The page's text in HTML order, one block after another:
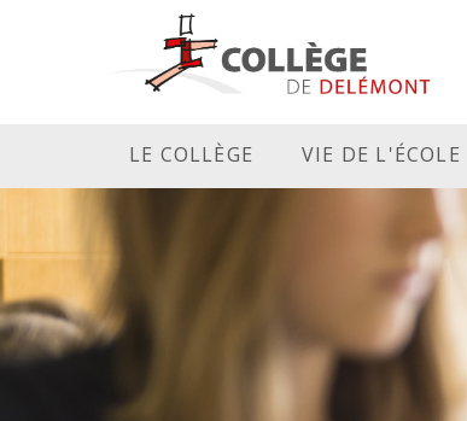
LE COLLÈGE VIE DE L'ÉCOLE